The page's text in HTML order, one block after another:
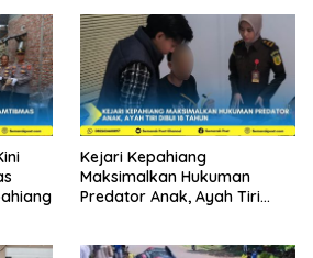
Kejari Kepahiang
Maksimalkan Hukuman
Predator Anak, Ayah Tiri